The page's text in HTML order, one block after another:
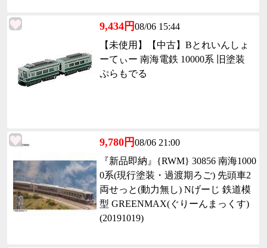
9,434円08/06 15:44
【未使用】【中古】Bとれいんしょ
ーてぃー 南海電鉄 10000系 旧塗装
ぷらもでる
9,780円08/06 21:00
『新品即納』{RWM} 30856 南海1000
0系(現行塗装・過渡期ろご) 先頭車2
両せっと(動力無し) Nげーじ 鉄道模
型 GREENMAX(ぐりーんまっくす)
(20191019)